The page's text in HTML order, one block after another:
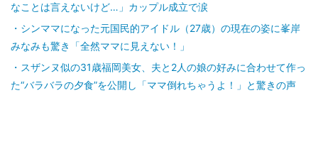
なことは言えないけど…」カップル成立で涙
シンママになった元国民的アイドル（27歳）の現在の姿に峯岸
みなみも驚き「全然ママに見えない！」
スザンヌ似の31歳福岡美女、夫と2人の娘の好みに合わせて作っ
た“バラバラの夕食”を公開し「ママ倒れちゃうよ！」と驚きの声